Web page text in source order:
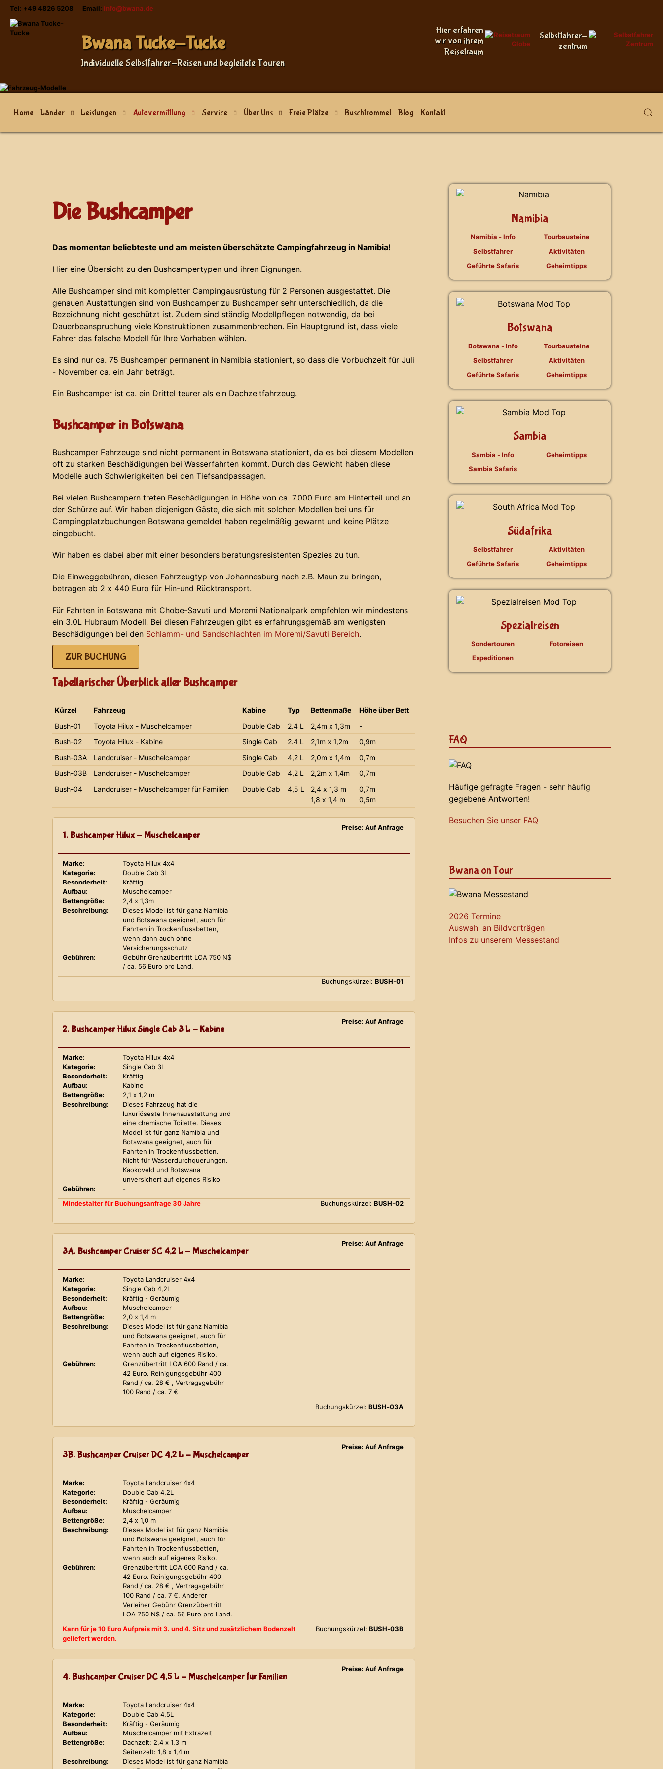
Tel: +49 4826 5208 Email: info@bwana.de
Bwana Tucke-Tucke
Individuelle Selbstfahrer-Reisen und begleitete Touren
Hier erfahren
wir von ihrem
Reisetraum
Selbstfahrer-
zentrum
Home Länder Leistungen Autovermittlung Service Über Uns Freie Plätze Buschtrommel Blog Kontakt
Die Bushcamper
Das momentan beliebteste und am meisten überschätzte Campingfahrzeug in Namibia!
Hier eine Übersicht zu den Bushcampertypen und ihren Eignungen.
Alle Bushcamper sind mit kompletter Campingausrüstung für 2 Personen ausgestattet. Die
genauen Austattungen sind von Bushcamper zu Bushcamper sehr unterschiedlich, da die
Bezeichnung nicht geschützt ist. Zudem sind ständig Modellpflegen notwendig, da bei
Dauerbeanspruchung viele Konstruktionen zusammenbrechen. Ein Hauptgrund ist, dass viele
Fahrer das falsche Modell für Ihre Vorhaben wählen.
Es sind nur ca. 75 Bushcamper permanent in Namibia stationiert, so dass die Vorbuchzeit für Juli
- November ca. ein Jahr beträgt.
Ein Bushcamper ist ca. ein Drittel teurer als ein Dachzeltfahrzeug.
Bushcamper in Botswana
Bushcamper Fahrzeuge sind nicht permanent in Botswana stationiert, da es bei diesem Modellen
oft zu starken Beschädigungen bei Wasserfahrten kommt. Durch das Gewicht haben diese
Modelle auch Schwierigkeiten bei den Tiefsandpassagen.
Bei vielen Bushcampern treten Beschädigungen in Höhe von ca. 7.000 Euro am Hinterteil und an
der Schürze auf. Wir haben diejenigen Gäste, die sich mit solchen Modellen bei uns für
Campingplatzbuchungen Botswana gemeldet haben regelmäßig gewarnt und keine Plätze
eingebucht.
Wir haben es dabei aber mit einer besonders beratungsresistenten Spezies zu tun.
Die Einweggebühren, diesen Fahrzeugtyp von Johannesburg nach z.B. Maun zu bringen,
betragen ab 2 x 440 Euro für Hin-und Rücktransport.
Für Fahrten in Botswana mit Chobe-Savuti und Moremi Nationalpark empfehlen wir mindestens
ein 3.0L Hubraum Modell. Bei diesen Fahrzeugen gibt es erfahrungsgemäß am wenigsten
Beschädigungen bei den Schlamm- und Sandschlachten im Moremi/Savuti Bereich.
ZUR BUCHUNG
Tabellarischer Überblick aller Bushcamper
Kürzel Fahrzeug Kabine Typ Bettenmaße
Höhe über Bett
Bush-01
Toyota Hilux - Muschelcamper Double Cab 2.4 L 2,4m x 1,3m
-
Bush-02
Toyota Hilux - Kabine Single Cab 2.4 L 2,1m x 1,2m
0,9m
Bush-03A
Landcruiser - Muschelcamper Single Cab 4,2 L 2,0m x 1,4m
0,7m
Bush-03B
Landcruiser - Muschelcamper Double Cab 4,2 L 2,2m x 1,4m
0,7m
Bush-04
Landcruiser - Muschelcamper für Familien Double Cab 4,5 L
2,4 x 1,3 m
1,8 x 1,4 m
0,7m
0,5m
1. Bushcamper Hilux - Muschelcamper
Preise: Auf Anfrage
Marke:
Toyota Hilux 4x4
Kategorie:
Double Cab 3L
Besonderheit:
Kräftig
Aufbau:
Muschelcamper
Bettengröße:
2,4 x 1,3m
Beschreibung:
Dieses Model ist für ganz Namibia
und Botswana geeignet, auch für
Fahrten in Trockenflussbetten,
wenn dann auch ohne
Versicherungsschutz
Gebühren:
Gebühr Grenzübertritt LOA 750 N$
/ ca. 56 Euro pro Land.
Buchungskürzel: BUSH-01
2. Bushcamper Hilux Single Cab 3 L - Kabine
Preise: Auf Anfrage
Marke:
Toyota Hilux 4x4
Kategorie:
Single Cab 3L
Besonderheit:
Kräftig
Aufbau:
Kabine
Bettengröße:
2,1 x 1,2 m
Beschreibung:
Dieses Fahrzeug hat die
luxuriöseste Innenausstattung und
eine chemische Toilette. Dieses
Model ist für ganz Namibia und
Botswana geeignet, auch für
Fahrten in Trockenflussbetten.
Nicht für Wasserdurchquerungen.
Kaokoveld und Botswana
unversichert auf eigenes Risiko
Gebühren:
-
Mindestalter für Buchungsanfrage 30 Jahre
Buchungskürzel: BUSH-02
3A. Bushcamper Cruiser SC 4,2 L - Muschelcamper
Preise: Auf Anfrage
Marke:
Toyota Landcruiser 4x4
Kategorie:
Single Cab 4,2L
Besonderheit:
Kräftig - Geräumig
Aufbau:
Muschelcamper
Bettengröße:
2,0 x 1,4 m
Beschreibung:
Dieses Model ist für ganz Namibia
und Botswana geeignet, auch für
Fahrten in Trockenflussbetten,
wenn auch auf eigenes Risiko.
Gebühren:
Grenzübertritt LOA 600 Rand / ca.
42 Euro. Reinigungsgebühr 400
Rand / ca. 28 € , Vertragsgebühr
100 Rand / ca. 7 €
Buchungskürzel: BUSH-03A
3B. Bushcamper Cruiser DC 4,2 L - Muschelcamper
Preise: Auf Anfrage
Marke:
Toyota Landcruiser 4x4
Kategorie:
Double Cab 4,2L
Besonderheit:
Kräftig - Geräumig
Aufbau:
Muschelcamper
Bettengröße:
2,4 x 1,0 m
Beschreibung:
Dieses Model ist für ganz Namibia
und Botswana geeignet, auch für
Fahrten in Trockenflussbetten,
wenn auch auf eigenes Risiko.
Gebühren:
Grenzübertritt LOA 600 Rand / ca.
42 Euro. Reinigungsgebühr 400
Rand / ca. 28 € , Vertragsgebühr
100 Rand / ca. 7 €. Anderer
Verleiher Gebühr Grenzübertritt
LOA 750 N$ / ca. 56 Euro pro Land.
Kann für je 10 Euro Aufpreis mit 3. und 4. Sitz und zusätzlichem Bodenzelt
geliefert werden.
Buchungskürzel: BUSH-03B
4. Bushcamper Cruiser DC 4,5 L - Muschelcamper für Familien
Preise: Auf Anfrage
Marke:
Toyota Landcruiser 4x4
Kategorie:
Double Cab 4,5L
Besonderheit:
Kräftig - Geräumig
Aufbau:
Muschelcamper mit Extrazelt
Bettengröße:
Dachzelt: 2,4 x 1,3 m
Seitenzelt: 1,8 x 1,4 m
Beschreibung:
Dieses Model ist für ganz Namibia
Namibia
Namibia - Info
Selbstfahrer
Geführte Safaris
Tourbausteine
Aktivitäten
Geheimtipps
Botswana
Botswana - Info
Selbstfahrer
Geführte Safaris
Tourbausteine
Aktivitäten
Geheimtipps
Sambia
Sambia - Info
Sambia Safaris
Geheimtipps
Südafrika
Selbstfahrer
Geführte Safaris
Aktivitäten
Geheimtipps
Spezialreisen
Sondertouren
Expeditionen
Fotoreisen
FAQ
Häufige gefragte Fragen - sehr häufig
gegebene Antworten!
Besuchen Sie unser FAQ
Bwana on Tour
2026 Termine
Auswahl an Bildvorträgen
Infos zu unserem Messestand